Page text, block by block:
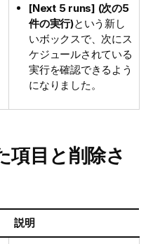
[Next 5 runs] (次の5
件の実行)という新し
いボックスで、次にス
ケジュールされている
実行を確認できるよう
になりました。
項目と削除さ
説明